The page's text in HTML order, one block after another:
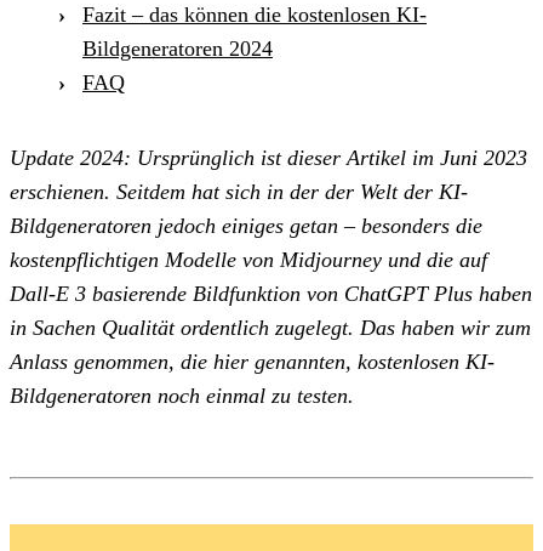
Fazit – das können die kostenlosen KI-
Bildgeneratoren 2024
FAQ
Update 2024: Ursprünglich ist dieser Artikel im Juni 2023
erschienen. Seitdem hat sich in der der Welt der KI-
Bildgeneratoren jedoch einiges getan – besonders die
kostenpflichtigen Modelle von Midjourney und die auf
Dall-E 3 basierende Bildfunktion von ChatGPT Plus haben
in Sachen Qualität ordentlich zugelegt. Das haben wir zum
Anlass genommen, die hier genannten, kostenlosen KI-
Bildgeneratoren noch einmal zu testen.